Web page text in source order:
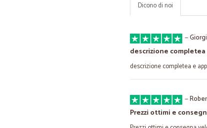
Dicono di noi
—
descrizione
descrizione completea e
—
Prezzi ottimi e